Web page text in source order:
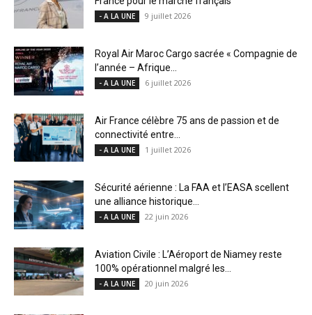
- A LA UNE 9 juillet 2026
Royal Air Maroc Cargo sacrée « Compagnie de
l’année – Afrique...
- A LA UNE 6 juillet 2026
Air France célèbre 75 ans de passion et de
connectivité entre...
- A LA UNE 1 juillet 2026
Sécurité aérienne : La FAA et l’EASA scellent
une alliance historique...
- A LA UNE 22 juin 2026
Aviation Civile : L’Aéroport de Niamey reste
100% opérationnel malgré les...
- A LA UNE 20 juin 2026